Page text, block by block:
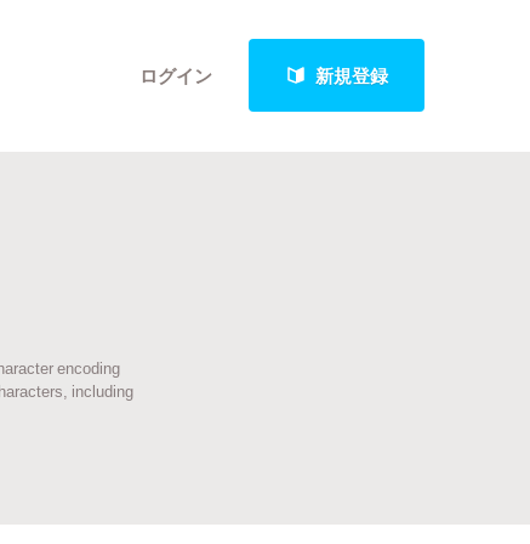
ログイン 新規登録
最新進捗報告から探す
encoding
including